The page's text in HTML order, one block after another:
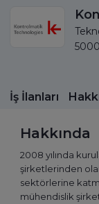
İş İlanları
Hakkında
2008 yılında
şirketlerinden
sektörlerine
mühendislik